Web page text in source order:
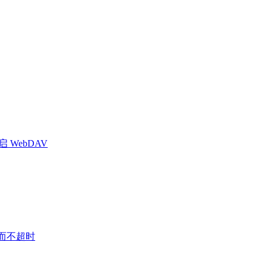
WebDAV
不超时